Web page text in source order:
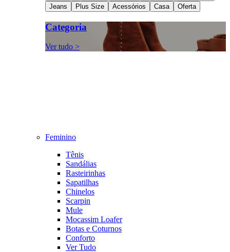
Jeans
Plus Size Acessórios Casa Oferta
Categoria
Ver tudo >
Feminino
Tênis
Sandálias
Rasteirinhas
Sapatilhas
Chinelos
Scarpin
Mule
Mocassim Loafer
Botas e Coturnos
Conforto
Ver Tudo